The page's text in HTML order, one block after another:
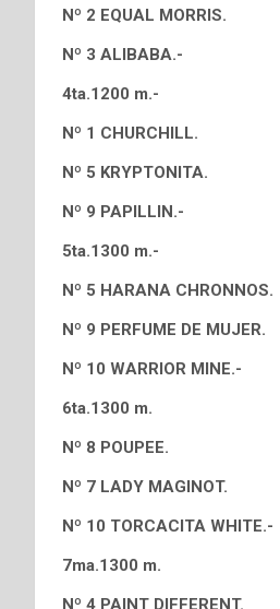
Nº 2 EQUAL MORRIS.
Nº 3 ALIBABA.-
4ta.1200 m.-
Nº 1 CHURCHILL.
Nº 5 KRYPTONITA.
Nº 9 PAPILLIN.-
5ta.1300 m.-
Nº 5 HARANA CHRONNOS.
Nº 9 PERFUME DE MUJER.
Nº 10 WARRIOR MINE.-
6ta.1300 m.
Nº 8 POUPEE.
Nº 7 LADY MAGINOT.
Nº 10 TORCACITA WHITE.-
7ma.1300 m.
Nº 4 PAINT DIFFERENT.